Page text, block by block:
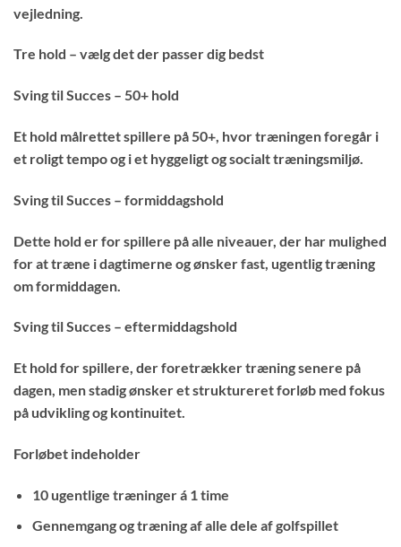
vejledning.
Tre hold – vælg det der passer dig bedst
Sving til Succes – 50+ hold
Et hold målrettet spillere på 50+, hvor træningen foregår i
et roligt tempo og i et hyggeligt og socialt træningsmiljø.
Sving til Succes – formiddagshold
Dette hold er for spillere på alle niveauer, der har mulighed
for at træne i dagtimerne og ønsker fast, ugentlig træning
om formiddagen.
Sving til Succes – eftermiddagshold
Et hold for spillere, der foretrækker træning senere på
dagen, men stadig ønsker et struktureret forløb med fokus
på udvikling og kontinuitet.
Forløbet indeholder
10 ugentlige træninger á 1 time
Gennemgang og træning af alle dele af golfspillet